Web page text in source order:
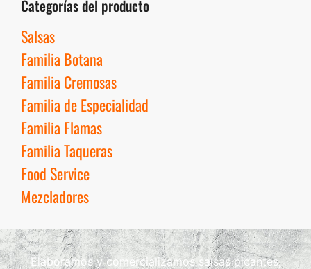
Categorías del producto
Salsas
Familia Botana
Familia Cremosas
Familia de Especialidad
Familia Flamas
Familia Taqueras
Food Service
Mezcladores
Elaboramos y comercializamos salsas picantes,